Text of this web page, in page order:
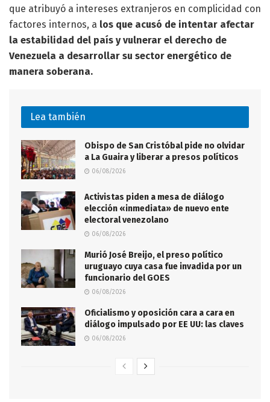
que atribuyó a intereses extranjeros en complicidad con
factores internos, a los que acusó de intentar afectar
la estabilidad del país y vulnerar el derecho de
Venezuela a desarrollar su sector energético de
manera soberana.
Lea también
Obispo de San Cristóbal pide no olvidar
a La Guaira y liberar a presos políticos
06/08/2026
Activistas piden a mesa de diálogo
elección «inmediata» de nuevo ente
electoral venezolano
06/08/2026
Murió José Breijo, el preso político
uruguayo cuya casa fue invadida por un
funcionario del GOES
06/08/2026
Oficialismo y oposición cara a cara en
diálogo impulsado por EE UU: las claves
06/08/2026